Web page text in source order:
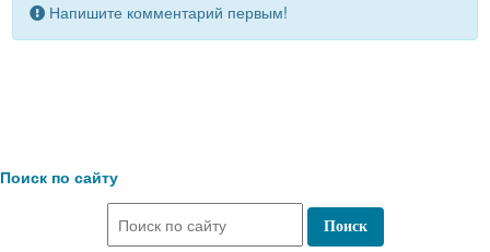
Напишите комментарий первым!
Поиск по сайту